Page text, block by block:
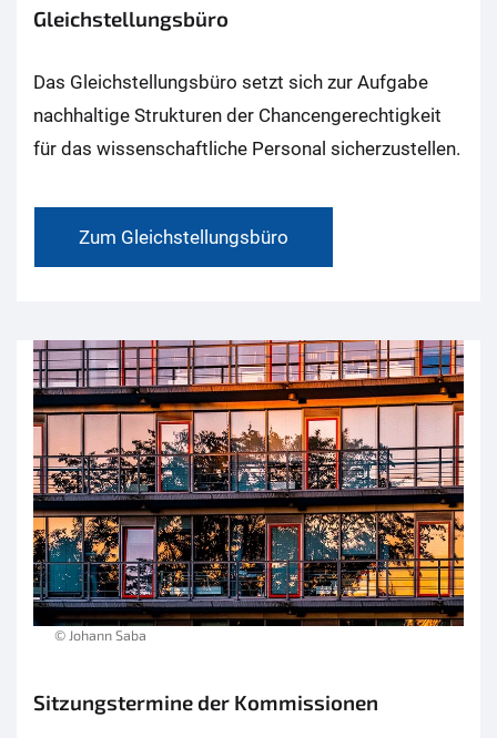
Gleichstellungsbüro
Das Gleichstellungsbüro setzt sich zur Aufgabe
nachhaltige Strukturen der Chancengerechtigkeit
für das wissenschaftliche Personal sicherzustellen.
Zum Gleichstellungsbüro
© Johann Saba
Sitzungstermine der Kommissionen